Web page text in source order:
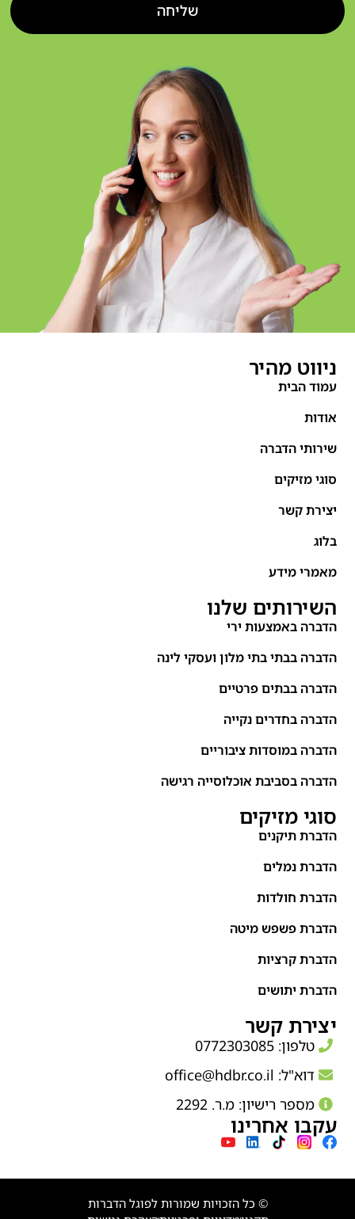
שליחה
ניווט מהיר
עמוד הבית
אודות
שירותי הדברה
סוגי מזיקים
יצירת קשר
בלוג
מאמרי מידע
השירותים שלנו
הדברה באמצעות ירי
הדברה בבתי בתי מלון ועסקי לינה
הדברה בבתים פרטיים
הדברה בחדרים נקייה
הדברה במוסדות ציבוריים
הדברה בסביבת אוכלוסייה רגישה
סוגי מזיקים
הדברת תיקנים
הדברת נמלים
הדברת חולדות
הדברת פשפש מיטה
הדברת קרציות
הדברת יתושים
יצירת קשר
טלפון: 0772303085
דוא"ל: office@hdbr.co.il
מספר רישיון: מ.ר. 2292
עקבו אחרינו
© כל הזכויות שמורות לפוגל הדברות